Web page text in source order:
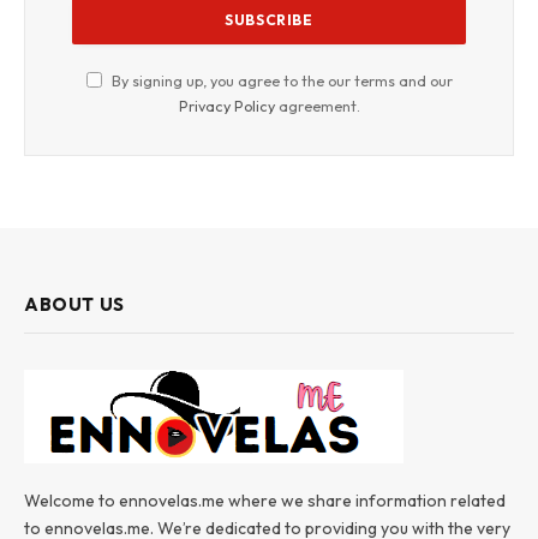
By signing up, you agree to the our terms and our
Privacy Policyagreement.
ABOUT US
Welcome to ennovelas.me where we share information related
to ennovelas.me. We’re dedicated to providing you with the very